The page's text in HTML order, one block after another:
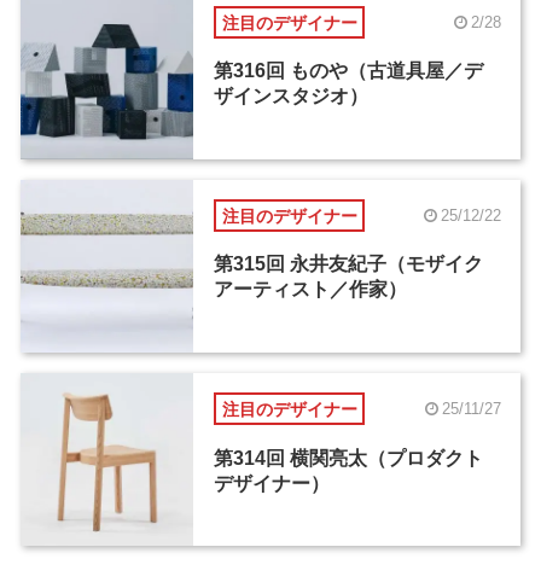
注目のデザイナー 2/28
第316回 ものや（古道具屋／デ
ザインスタジオ）
注目のデザイナー 25/12/22
第315回 永井友紀子（モザイク
アーティスト／作家）
注目のデザイナー 25/11/27
第314回 横関亮太（プロダクト
デザイナー）